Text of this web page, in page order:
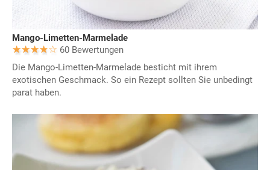
Mango-Limetten-Marmelade
60 Bewertungen
Die Mango-Limetten-Marmelade besticht mit ihrem
exotischen Geschmack. So ein Rezept sollten Sie unbedingt
parat haben.